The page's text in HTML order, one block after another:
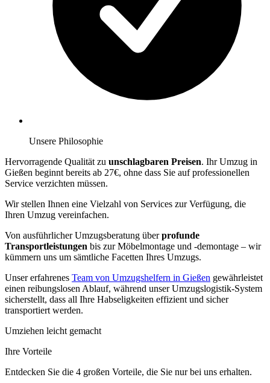
Unsere Philosophie
Hervorragende Qualität zu unschlagbaren Preisen. Ihr Umzug in
Gießen beginnt bereits ab 27€, ohne dass Sie auf professionellen
Service verzichten müssen.
Wir stellen Ihnen eine Vielzahl von Services zur Verfügung, die
Ihren Umzug vereinfachen.
Von ausführlicher Umzugsberatung überprofunde
Transportleistungen bis zur Möbelmontage und -demontage – wir
kümmern uns um sämtliche Facetten Ihres Umzugs.
Unser erfahrenes Team von Umzugshelfern in Gießen gewährleistet
einen reibungslosen Ablauf, während unser Umzugslogistik-System
sicherstellt, dass all Ihre Habseligkeiten effizient und sicher
transportiert werden.
Umziehen leicht gemacht
Ihre Vorteile
Entdecken Sie die 4 großen Vorteile, die Sie nur bei uns erhalten.